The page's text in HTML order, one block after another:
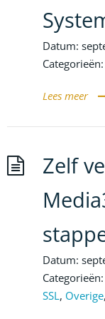
Datum:
Categorieën:
Lees meer
Zelf
Datum:
Categorieën:
SSL, Overige,